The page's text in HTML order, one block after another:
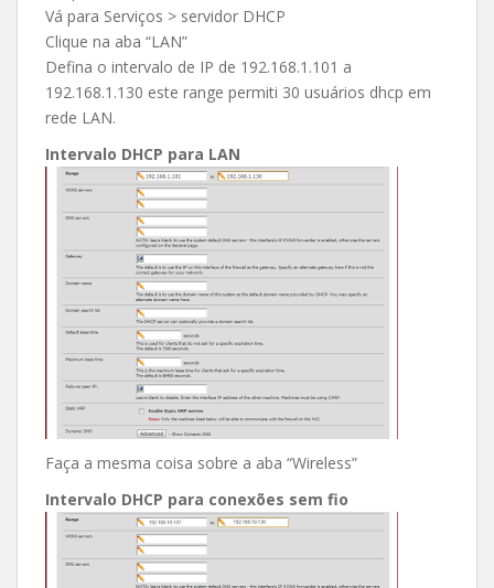
Vá para Serviços > servidor DHCP
Clique na aba “LAN”
Defina o intervalo de IP de 192.168.1.101 a
192.168.1.130 este range permiti 30 usuários dhcp em
rede LAN.
Intervalo DHCP para LAN
Faça a mesma coisa sobre a aba “Wireless”
Intervalo DHCP para conexões sem fio